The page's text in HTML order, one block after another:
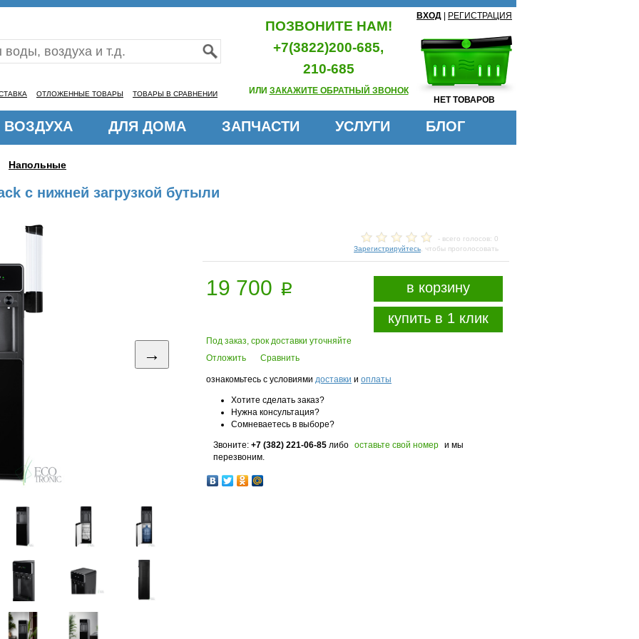
ОТЛОЖЕННЫЕ ТОВАРЫ ТОВАРЫ В СРАВНЕНИИ
ПОЗВОНИТЕ НАМ!
+7(3822)200-685,
210-685
ИЛИ ЗАКАЖИТЕ ОБРАТНЫЙ ЗВОНОК
ВХОД РЕГИСТРАЦИЯ
НЕТ ТОВАРОВ
ВОЗДУХА ДЛЯ ДОМА ЗАПЧАСТИ УСЛУГИ БЛОГ
Напольные
с нижней загрузкой бутыли
→
- всего голосов: 0
Зарегистрируйтесь , чтобы проголосовать
19 700 p
в корзину
купить в 1 клик
Под заказ, срок доставки уточняйте
Отложить
Сравнить
ознакомьтесь с условиями доставки и оплаты
Хотите сделать заказ?
Нужна консультация?
Сомневаетесь в выборе?
Звоните: +7 (382) 221-06-85 либо оставьте свой номер и мы
перезвоним.